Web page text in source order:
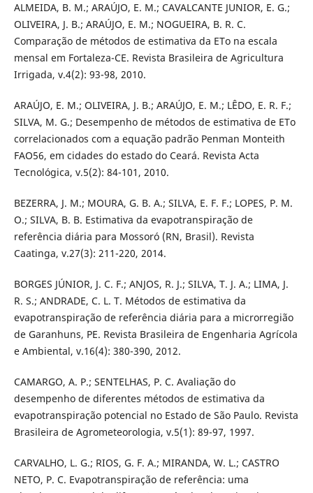
ALMEIDA, B. M.; ARAÚJO, E. M.; CAVALCANTE JUNIOR, E. G.;
OLIVEIRA, J. B.; ARAÚJO, E. M.; NOGUEIRA, B. R. C.
Comparação de métodos de estimativa da ETo na escala
mensal em Fortaleza-CE. Revista Brasileira de Agricultura
Irrigada, v.4(2): 93-98, 2010.
ARAÚJO, E. M.; OLIVEIRA, J. B.; ARAÚJO, E. M.; LÊDO, E. R. F.;
SILVA, M. G.; Desempenho de métodos de estimativa de ETo
correlacionados com a equação padrão Penman Monteith
FAO56, em cidades do estado do Ceará. Revista Acta
Tecnológica, v.5(2): 84-101, 2010.
BEZERRA, J. M.; MOURA, G. B. A.; SILVA, E. F. F.; LOPES, P. M.
O.; SILVA, B. B. Estimativa da evapotranspiração de
referência diária para Mossoró (RN, Brasil). Revista
Caatinga, v.27(3): 211-220, 2014.
BORGES JÚNIOR, J. C. F.; ANJOS, R. J.; SILVA, T. J. A.; LIMA, J.
R. S.; ANDRADE, C. L. T. Métodos de estimativa da
evapotranspiração de referência diária para a microrregião
de Garanhuns, PE. Revista Brasileira de Engenharia Agrícola
e Ambiental, v.16(4): 380-390, 2012.
CAMARGO, A. P.; SENTELHAS, P. C. Avaliação do
desempenho de diferentes métodos de estimativa da
evapotranspiração potencial no Estado de São Paulo. Revista
Brasileira de Agrometeorologia, v.5(1): 89-97, 1997.
CARVALHO, L. G.; RIOS, G. F. A.; MIRANDA, W. L.; CASTRO
NETO, P. C. Evapotranspiração de referência: uma